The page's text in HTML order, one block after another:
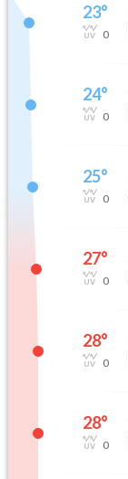
23°
0
24°
0
25°
0
27°
0
28°
0
28°
0